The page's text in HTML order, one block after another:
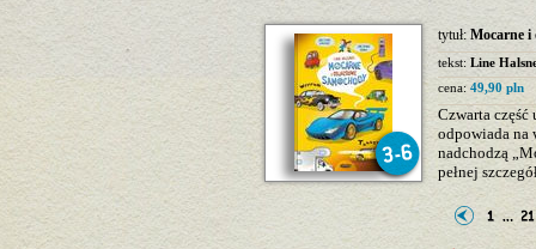
tytuł: Mocarne i
tekst: Line
cena: 49,90 pln
Czwarta
odpowiada na
nadchodzą
pełnej